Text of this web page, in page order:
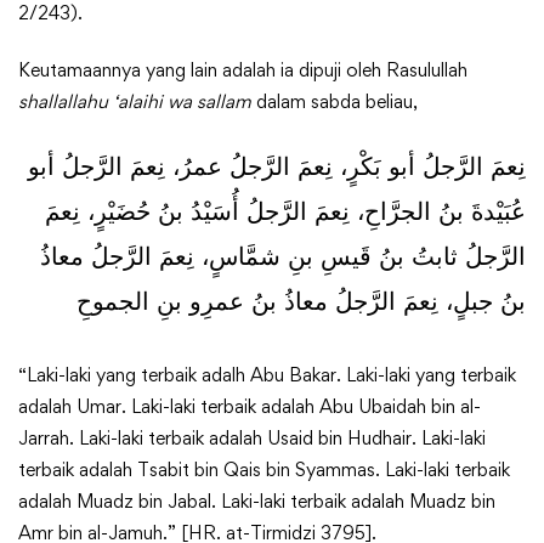
2/243).
Keutamaannya yang lain adalah ia dipuji oleh Rasulullah
shallallahu ‘alaihi wa sallam dalam sabda beliau,
نِعمَ الرَّجلُ أبو بَكْرٍ، نِعمَ الرَّجلُ عمرُ، نِعمَ الرَّجلُ أبو
عُبَيْدةَ بنُ الجرَّاحِ، نِعمَ الرَّجلُ أُسَيْدُ بنُ حُضَيْرٍ، نِعمَ
الرَّجلُ ثابتُ بنُ قَيسِ بنِ شمَّاسٍ، نِعمَ الرَّجلُ معاذُ
بنُ جبلٍ، نِعمَ الرَّجلُ معاذُ بنُ عمرِو بنِ الجموحِ
“Laki-laki yang terbaik adalh Abu Bakar. Laki-laki yang terbaik
adalah Umar. Laki-laki terbaik adalah Abu Ubaidah bin al-
Jarrah. Laki-laki terbaik adalah Usaid bin Hudhair. Laki-laki
terbaik adalah Tsabit bin Qais bin Syammas. Laki-laki terbaik
adalah Muadz bin Jabal. Laki-laki terbaik adalah Muadz bin
Amr bin al-Jamuh.” [HR. at-Tirmidzi 3795].